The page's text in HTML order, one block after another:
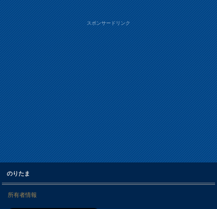
スポンサードリンク
のりたま
所有者情報